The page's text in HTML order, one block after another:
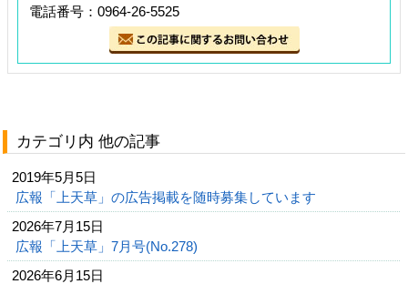
電話番号：0964-26-5525
カテゴリ内 他の記事
2019年5月5日
広報「上天草」の広告掲載を随時募集しています
2026年7月15日
広報「上天草」7月号(No.278)
2026年6月15日